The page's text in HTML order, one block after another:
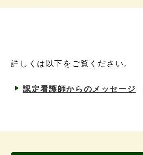
詳しくは以下をご覧ください。
認定看護師からのメッセージ